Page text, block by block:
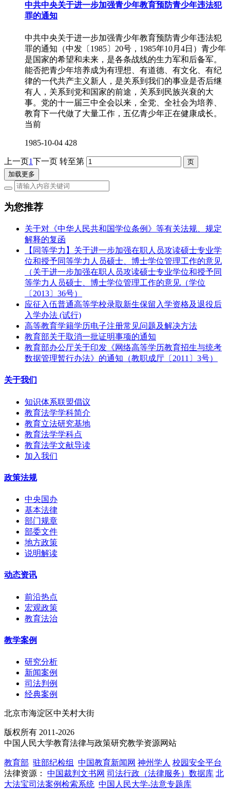
中共中央关于进一步加强青少年教育预防青少年违法犯
罪的通知
中共中央关于进一步加强青少年教育预防青少年违法犯
罪的通知（中发〔1985〕20号，1985年10月4日）青少年
是国家的希望和未来，是各条战线的生力军和后备军。
能否把青少年培养成为有理想、有道德、有文化、有纪
律的一代共产主义新人，是关系到我们的事业是否后继
有人，关系到党和国家的前途，关系到民族兴衰的大
事。党的十一届三中全会以来，全党、全社会为培养、
教育下一代做了大量工作，五亿青少年正在健康成长。
当前
1985-10-04 428
上一页1下一页 转至第
加载更多
为您推荐
关于对《中华人民共和国学位条例》等有关法规、规定
解释的复函
【同等学力】关于进一步加强在职人员攻读硕士专业学
位和授予同等学力人员硕士、博士学位管理工作的意见
（关于进一步加强在职人员攻读硕士专业学位和授予同
等学力人员硕士、博士学位管理工作的意见（学位
〔2013〕36号）
应征入伍普通高等学校录取新生保留入学资格及退役后
入学办法 (试行)
高等教育学籍学历电子注册常见问题及解决方法
教育部关于取消一批证明事项的通知
教育部办公厅关于印发《网络高等学历教育招生与统考
数据管理暂行办法》的通知（教职成厅〔2011〕3号）
关于我们
知识体系联盟倡议
教育法学学科简介
教育立法研究基地
教育法学学科点
教育法学文献导读
加入我们
政策法规
中央国办
基本法律
部门规章
部委文件
地方政策
说明解读
动态资讯
前沿热点
宏观政策
教育法治
教学案例
研究分析
新闻案例
司法判例
经典案例
北京市海淀区中关村大街
版权所有 2011-2026
中国人民大学教育法律与政策研究教学资源网站
教育部 驻部纪检组 中国教育新闻网 神州学人 校园安全平台
法律资源： 中国裁判文书网 司法行政（法律服务）数据库 北
大法宝司法案例检索系统 中国人民大学-法意专题库